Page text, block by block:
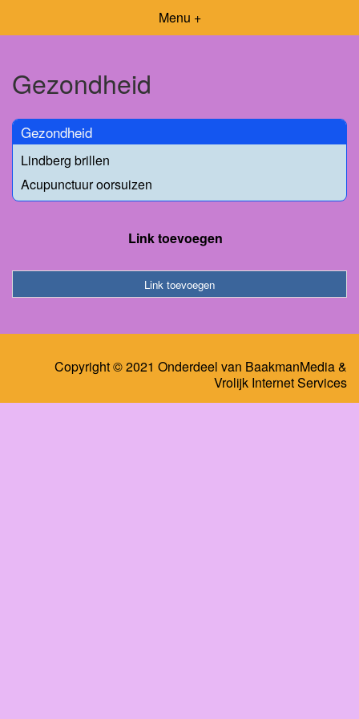
Menu +
Gezondheid
Gezondheid
Lindberg brillen
Acupunctuur oorsuizen
Link toevoegen
Link toevoegen
Copyright © 2021 Onderdeel van BaakmanMedia&
Vrolijk Internet Services